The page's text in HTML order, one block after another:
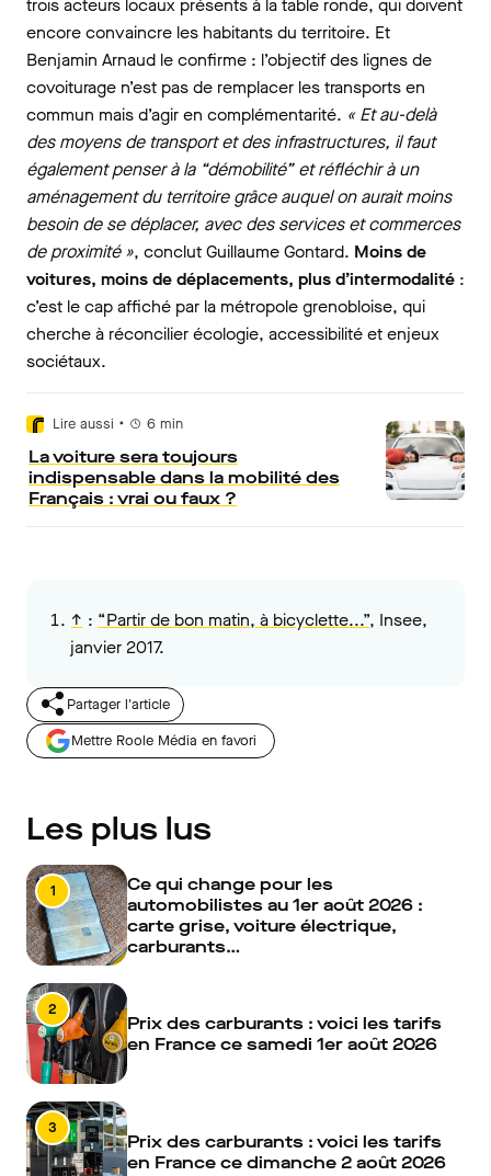
trois acteurs locaux présents à la table ronde, qui doivent
encore convaincre les habitants du territoire. Et
Benjamin Arnaud le confirme : l’objectif des lignes de
covoiturage n’est pas de remplacer les transports en
commun mais d’agir en complémentarité. « Et au-delà
des moyens de transport et des infrastructures, il faut
également penser à la “démobilité” et réfléchir à un
aménagement du territoire grâce auquel on aurait moins
besoin de se déplacer, avec des services et commerces
de proximité », conclut Guillaume Gontard. Moins de
voitures, moins de déplacements, plus d’intermodalité :
c’est le cap affiché par la métropole grenobloise, qui
cherche à réconcilier écologie, accessibilité et enjeux
sociétaux.
Lire aussi • 6 min
La voiture sera toujours
indispensable dans la mobilité des
Français : vrai ou faux ?
↑ : “Partir de bon matin, à bicyclette...”, Insee,
janvier 2017.
Partager l'article
Mettre Roole Média en favori
Les plus lus
1
Ce qui change pour les
automobilistes au 1er août 2026 :
carte grise, voiture électrique,
carburants…
2
Prix des carburants : voici les tarifs
en France ce samedi 1er août 2026
3
Prix des carburants : voici les tarifs
en France ce dimanche 2 août 2026